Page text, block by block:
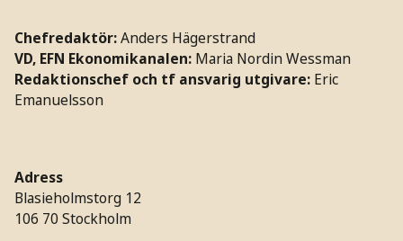
Chefredaktör:Anders Hägerstrand
VD, EFN Ekonomikanalen: Maria Nordin Wessman
Redaktionschef och tf ansvarig utgivare: Eric
Emanuelsson
Adress
Blasieholmstorg 12
106 70 Stockholm